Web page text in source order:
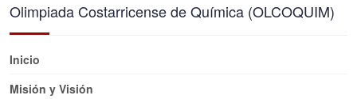
Olimpiada Costarricense de Química (OLCOQUIM)
Inicio
Misión y Visión